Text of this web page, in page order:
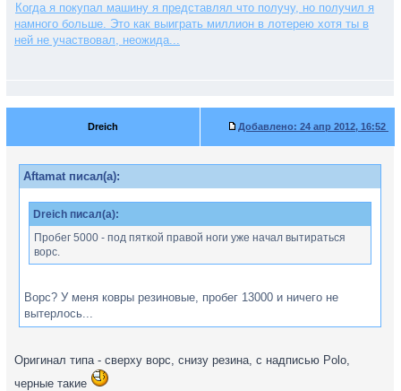
Когда я покупал машину я представлял что получу, но получил я
намного больше. Это как выиграть миллион в лотерею хотя ты в
ней не участвовал, неожида...
Dreich Добавлено: 24 апр 2012, 16:52
Aftamat писал(а):
Dreich писал(а):
Пробег 5000 - под пяткой правой ноги уже начал вытираться
ворс.
Ворс? У меня ковры резиновые, пробег 13000 и ничего не
вытерлось...
Оригинал типа - сверху ворс, снизу резина, с надписью Polo,
черные такие